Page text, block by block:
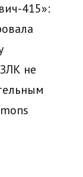
415»:
не